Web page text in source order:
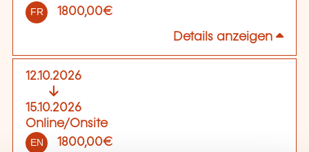
FR 1800,00€
Details anzeigen
12.10.2026
15.10.2026
Online/Onsite
EN 1800,00€